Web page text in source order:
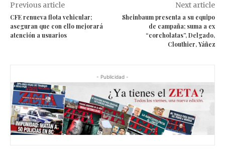
Previous article
CFE renueva flota vehicular;
aseguran que con ello mejorará
atención a usuarios
Next article
Sheinbaum presenta a su equipo
de campaña; suma a ex
“corcholatas”, Delgado,
Clouthier, Yáñez
- Publicidad -